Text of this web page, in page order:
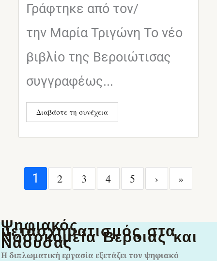
Γράφτηκε από τον/
την Μαρία Τριγώνη Το νέο
βιβλίο της Βεροιώτισας
συγγραφέως...
Διαβάστε τη συνέχεια
1 2 3 4 5 › »
Ψηφιακός
μετασχηματισμός στα
Νοσοκομεία Βέροιας και
Νάουσας
Η διπλωματική εργασία εξετάζει τον ψηφιακό